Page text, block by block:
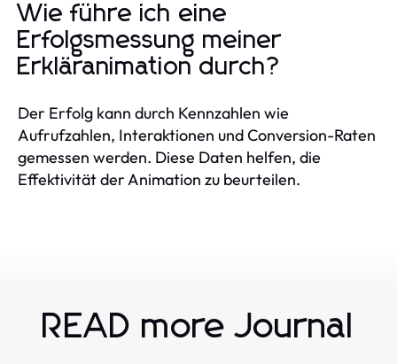
Wie führe ich eine
Erfolgsmessung meiner
Erkläranimation durch?
Der Erfolg kann durch Kennzahlen wie
Aufrufzahlen, Interaktionen und Conversion-Raten
gemessen werden. Diese Daten helfen, die
Effektivität der Animation zu beurteilen.
READ more Journal